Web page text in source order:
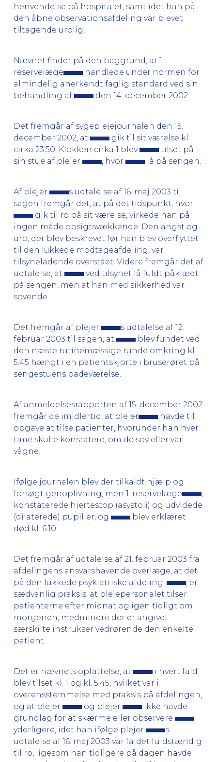
henvendelse på hospitalet, samt idet han på
den åbne observationsafdeling var blevet
tiltagende urolig,
Nævnet finder på den baggrund, at 1.
reservelæge
handlede under normen for
almindelig anerkendt faglig standard ved sin
behandling af
den 14. december 2002.
Det fremgår af sygeplejejournalen den 15.
december 2002, at
gik til sit værelse kl.
cirka 23.50. Klokken cirka 1 blev
tilset på
sin stue af plejer
, hvor lå på sengen.
Af plejer
s udtalelse af 16. maj 2003 til
sagen fremgår det, at på det tidspunkt, hvor
gik til ro på sit værelse, virkede han på
ingen måde opsigtsvækkende. Den angst og
uro, der blev beskrevet før han blev overflyttet
til den lukkede modtageafdeling, var
tilsyneladende overstået. Videre fremgår det af
udtalelse, at
ved tilsynet lå fuldt påklædt
på sengen, men at han med sikkerhed var
sovende.
Det fremgår af plejer
s udtalelse af 12.
februar 2003 til sagen, at
blev fundet ved
den næste rutinemæssige runde omkring kl.
5.45 hængt i en patientskjorte i bruserøret på
sengestuens badeværelse.
Af anmeldelsesrapporten af 15. december 2002
fremgår de imidlertid, at plejer
havde til
opgave at tilse patienter, hvorunder han hver
time skulle konstatere, om de sov eller var
vågne.
Ifølge journalen blev der tilkaldt hjælp og
forsøgt genoplivning, men 1. reservelæge
konstaterede hjertestop (asystoli) og udvidede
(dilaterede) pupiller, og
blev erklæret
død kl. 6.10.
Det fremgår af udtalelse af 21. februar 2003 fra
afdelingens ansvarshavende overlæge, at det
på den lukkede psykiatriske afdeling,
, er
sædvanlig praksis, at plejepersonalet tilser
patienterne efter midnat og igen tidligt om
morgenen, medmindre der er angivet
særskilte instrukser vedrørende den enkelte
patient.
Det er nævnets opfattelse, at
i hvert fald
blev tilset kl. 1 og kl. 5.45, hvilket var i
overensstemmelse med praksis på afdelingen,
og at plejer
og plejer
ikke havde
grundlag for at skærme eller observere
yderligere, idet han ifølge plejer
s
udtalelse af 16. maj 2003 var faldet fuldstændig
til ro, ligesom han tidligere på dagen havde